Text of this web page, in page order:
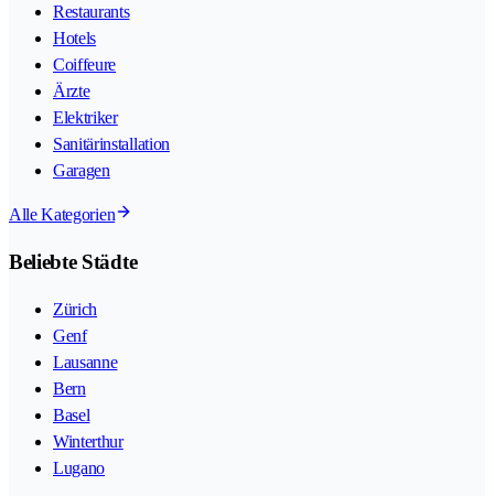
Restaurants
Hotels
Coiffeure
Ärzte
Elektriker
Sanitärinstallation
Garagen
Alle Kategorien
Beliebte Städte
Zürich
Genf
Lausanne
Bern
Basel
Winterthur
Lugano